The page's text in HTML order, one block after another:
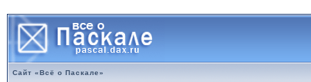
Сайт «Всё о Паскале»